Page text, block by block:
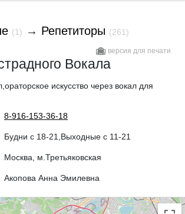
(1) → Репетиторы (261)
версия для печати
Вокала
искусство через вокал для
8-916-153-36-18
Будни с 18-21,Выходные с 11-21
Москва, м.Третьяковская
Акопова Анна Эмилевна